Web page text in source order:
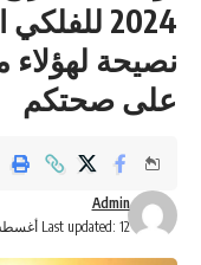
2024
نصيحة لهؤلاء
على صحتكم
Last updated: 12 أغسطس، 2024 9:42 ص
Admin